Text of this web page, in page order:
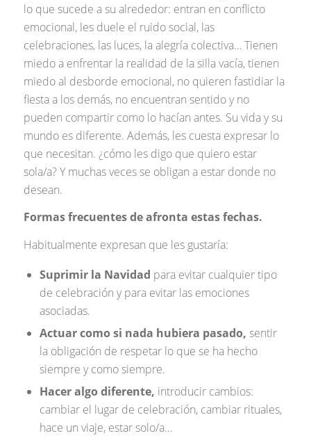
lo que sucede a su alrededor: entran en conflicto
emocional, les duele el ruido social, las
celebraciones, las luces, la alegría colectiva… Tienen
miedo a enfrentar la realidad de la silla vacía, tienen
miedo al desborde emocional, no quieren fastidiar la
fiesta a los demás, no encuentran sentido y no
pueden compartir como lo hacían antes. Su vida y su
mundo es diferente. Además, les cuesta expresar lo
que necesitan. ¿cómo les digo que quiero estar
sola/a? Y muchas veces se obligan a estar donde no
desean.
Formas frecuentes de afronta estas fechas.
Habitualmente expresan que les gustaría:
Suprimir la Navidad para evitar cualquier tipo
de celebración y para evitar las emociones
asociadas.
Actuar como si nada hubiera pasado, sentir
la obligación de respetar lo que se ha hecho
siempre y como siempre.
Hacer algo diferente, introducir cambios:
cambiar el lugar de celebración, cambiar rituales,
hace un viaje, estar solo/a…